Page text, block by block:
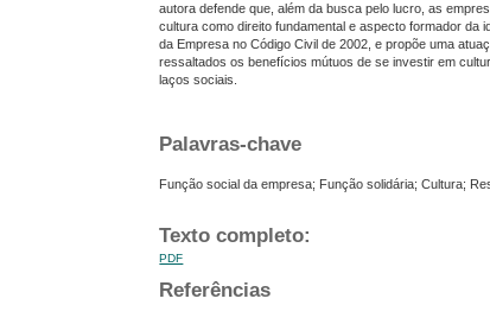
autora defende que, além da busca pelo lucro, as
cultura como direito fundamental e aspecto formador da
da Empresa no Código Civil de 2002, e propõe uma
ressaltados os benefícios mútuos de se investir em
laços sociais.
Palavras-chave
Função social da empresa; Função solidária; Cultura;
Texto completo:
PDF
Referências